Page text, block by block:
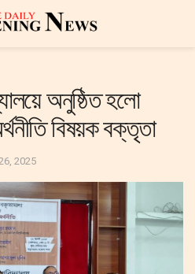
অনুষ্ঠিত হলো
বিষয়ক বক্তৃতা
2025